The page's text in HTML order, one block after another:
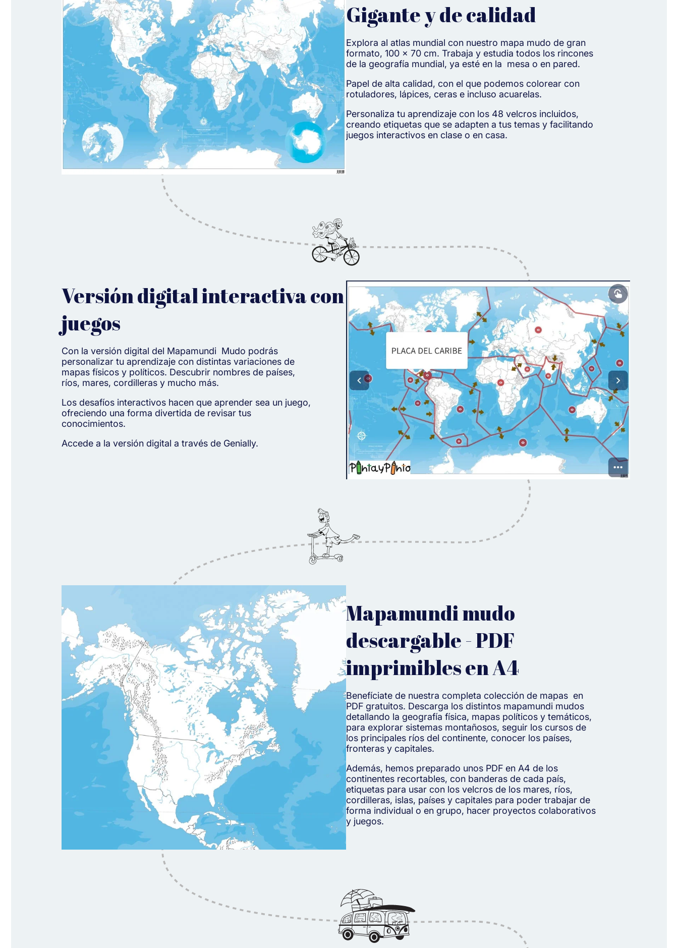
Gigante y de calidad
Explora al atlas mundial con nuestro mapa mudo de gran
formato, 100 x 70 cm. Trabaja y estudia todos los rincones
de la geografía mundial, ya esté en la mesa o en pared.
Papel de alta calidad, con el que podemos colorear con
rotuladores, lápices, ceras e incluso acuarelas.
Personaliza tu aprendizaje con los 48 velcros incluidos,
creando etiquetas que se adapten a tus temas y facilitando
juegos interactivos en clase o en casa.
Versión digital interactiva con
juegos
Con la versión digital del Mapamundi Mudo podrás
personalizar tu aprendizaje con distintas variaciones de
mapas físicos y políticos. Descubrir nombres de países,
ríos, mares, cordilleras y mucho más.
Los desafíos interactivos hacen que aprender sea un juego,
ofreciendo una forma divertida de revisar tus
conocimientos.
Accede a la versión digital a través de Genially.
Mapamundi mudo
descargable - PDF
imprimibles en A4
Benefíciate de nuestra completa colección de mapas en
PDF gratuitos. Descarga los distintos mapamundi mudos
detallando la geografía física, mapas políticos y temáticos,
para explorar sistemas montañosos, seguir los cursos de
los principales ríos del continente, conocer los países,
fronteras y capitales.
Además, hemos preparado unos PDF en A4 de los
continentes recortables, con banderas de cada país,
etiquetas para usar con los velcros de los mares, ríos,
cordilleras, islas, países y capitales para poder trabajar de
forma individual o en grupo, hacer proyectos colaborativos
y juegos.